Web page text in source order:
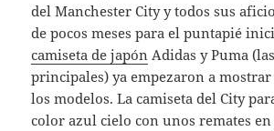
del Manchester City y todos sus
de pocos meses para el puntapié
camiseta de japón Adidas y Puma
principales) ya empezaron a
los modelos. La camiseta del City
color azul cielo con unos remates